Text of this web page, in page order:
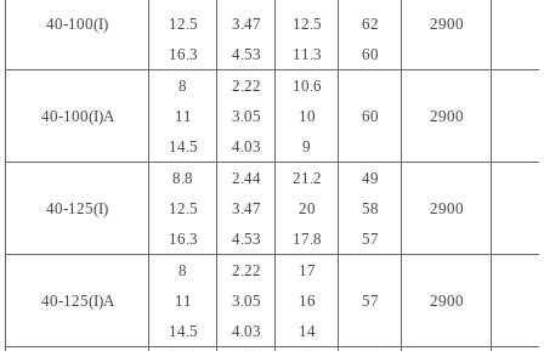
40-100(I)
12.5
16.3
3.47
4.53
12.5
11.3
62
60
2900
40-100(I)A
8
11
14.5
2.22
3.05
4.03
10.6
10
9
60 2900
40-125(I)
8.8
12.5
16.3
2.44
3.47
4.53
21.2
20
17.8
49
58
57
2900
40-125(I)A
8
11
14.5
2.22
3.05
4.03
17
16
14
57 2900